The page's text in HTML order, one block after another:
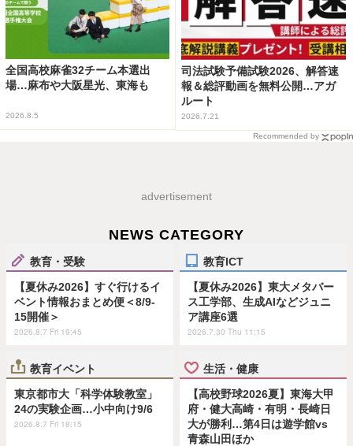
全国高校麻雀32チーム本選出
場…麻布や大阪星光、東海も
2026.8.5
司法試験予備試験2026、解答速
報＆総評動画を無料公開…アガ
ルート
2026.7.21
Recommended by
advertisement
NEWS CATEGORY
教育・受験
【夏休み2026】すぐ行けるイ
ベント情報おまとめ便＜8/9-
15開催＞
2026.8.7 Fri 19:45
教育ICT
【夏休み2026】東大メタバー
ス工学部、生成AIなどジュニ
ア講座6選
2026.7.30 Thu 11:15
教育イベント
東京都市大「科学体験教室」
24の実験企画…小中向け9/6
2026.8.7 Fri 18:15
生活・健康
【高校野球2026夏】東海大甲
府・健大高崎・有明・長崎日
大が勝利…第4日は遊学館vs
青森山田ほか